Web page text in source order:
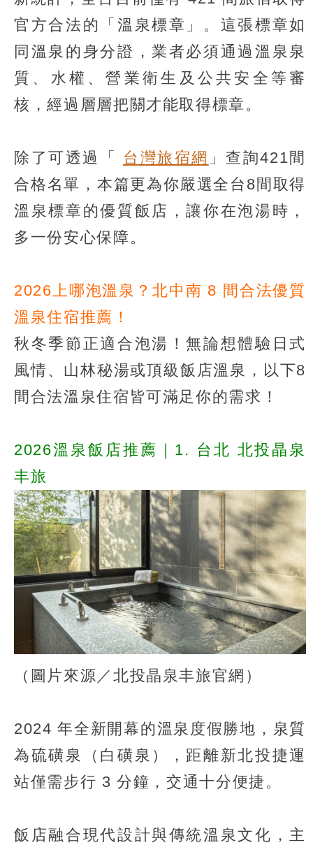
官方合法的「溫泉標章」。這張標章如
同溫泉的身分證，業者必須通過溫泉泉
質、水權、營業衛生及公共安全等審
核，經過層層把關才能取得標章。
除了可透過「 台灣旅宿網 」查詢421間
合格名單，本篇更為你嚴選全台8間取得
溫泉標章的優質飯店，讓你在泡湯時，
多一份安心保障。
2026上哪泡溫泉？北中南 8 間合法優質
溫泉住宿推薦！
秋冬季節正適合泡湯！無論想體驗日式
風情、山林秘湯或頂級飯店溫泉，以下8
間合法溫泉住宿皆可滿足你的需求！
2026溫泉飯店推薦｜1. 台北 北投晶泉
丰旅
（圖片來源／北投晶泉丰旅官網）
2024 年全新開幕的溫泉度假勝地，泉質
為硫磺泉（白磺泉），距離新北投捷運
站僅需步行 3 分鐘，交通十分便捷。
飯店融合現代設計與傳統溫泉文化，主